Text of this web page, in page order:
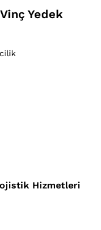
Yedek
Hizmetleri